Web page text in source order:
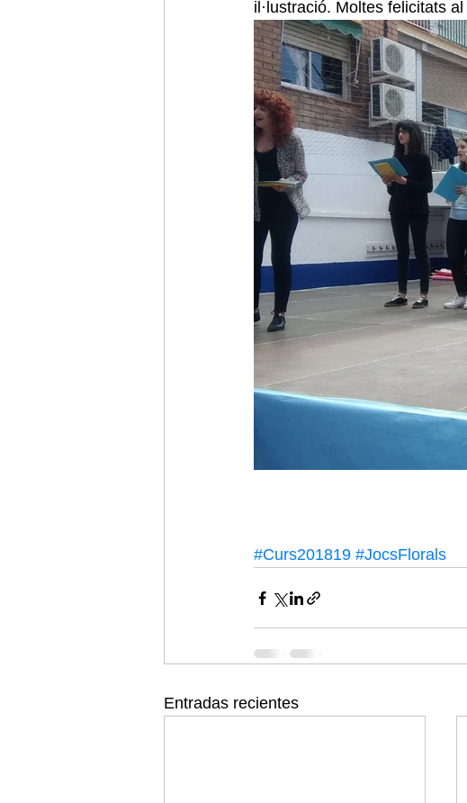
Viatge final d'estudis Sant Jordi Curs
il·lustració. Moltes felicitats
#Curs201819 #JocsFlorals
Entradas recientes